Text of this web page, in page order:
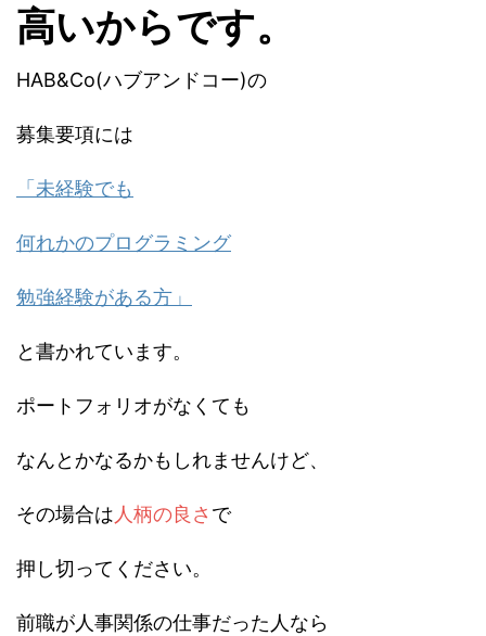
高いからです。
HAB&Co(ハブアンドコー)の
募集要項には
「未経験でも
何れかのプログラミング
勉強経験がある方」
と書かれています。
ポートフォリオがなくても
なんとかなるかもしれませんけど、
その場合は 人柄の良さ で
押し切ってください。
前職が人事関係の仕事だった人なら